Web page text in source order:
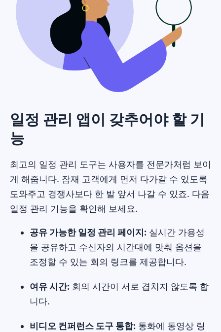
일정 관리 앱이 갖추어야 할 기
능
최고의 일정 관리 도구는 사용자를 전문가처럼 보이
게 해줍니다. 잠재 고객에게 먼저 다가갈 수 있도록
도와주고 경쟁사보다 한 발 앞서 나갈 수 있죠. 다음
일정 관리 기능을 확인해 보세요.
공유 가능한 일정 관리 페이지: 실시간 가용성
을 공유하고 수신자의 시간대에 맞춰 옵션을
조정할 수 있는 회의 링크를 제공합니다.
여유 시간: 회의 시간이 서로 겹치지 않도록 합
니다.
비디오 컨퍼런스 도구 통합: 통화에 동영상 링